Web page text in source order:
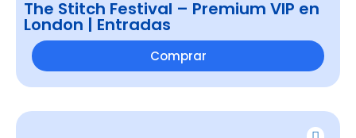
The Stitch Festival – Premium VIP en
London | Entradas
Comprar